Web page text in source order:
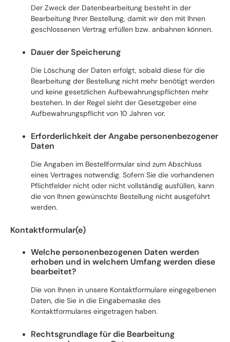
Der Zweck der Datenbearbeitung besteht in der
Bearbeitung Ihrer Bestellung, damit wir den mit Ihnen
geschlossenen Vertrag erfüllen bzw. anbahnen können.
Dauer der Speicherung
Die Löschung der Daten erfolgt, sobald diese für die
Bearbeitung der Bestellung nicht mehr benötigt werden
und keine gesetzlichen Aufbewahrungspflichten mehr
bestehen. In der Regel sieht der Gesetzgeber eine
Aufbewahrungspflicht von 10 Jahren vor.
Erforderlichkeit der Angabe personenbezogener
Daten
Die Angaben im Bestellformular sind zum Abschluss
eines Vertrages notwendig. Sofern Sie die vorhandenen
Pflichtfelder nicht oder nicht vollständig ausfüllen, kann
die von Ihnen gewünschte Bestellung nicht ausgeführt
werden.
Kontaktformular(e)
Welche personenbezogenen Daten werden
erhoben und in welchem Umfang werden diese
bearbeitet?
Die von Ihnen in unsere Kontaktformulare eingegebenen
Daten, die Sie in die Eingabemaske des
Kontaktformulares eingetragen haben.
Rechtsgrundlage für die Bearbeitung